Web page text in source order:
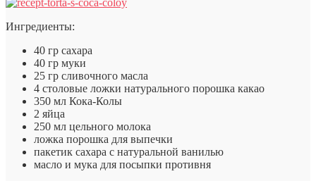
Ингредиенты:
40 гр сахара
40 гр муки
25 гр сливочного масла
4 столовые ложки натурального порошка какао
350 мл Кока-Колы
2 яйца
250 мл цельного молока
ложка порошка для выпечки
пакетик сахара с натуральной ванилью
масло и мука для посыпки противня